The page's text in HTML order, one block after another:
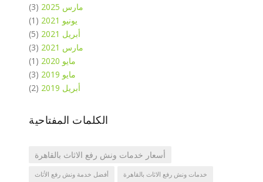
مارس 2025
(3)
يونيو 2021
(1)
أبريل 2021
(5)
مارس 2021
(3)
مايو 2020
(1)
مايو 2019
(3)
أبريل 2019
(2)
الكلمات المفتاحية
أسعار خدمات ونش رفع الاثاث بالقاهرة
أفضل خدمة ونش رفع الأثاث خدمات ونش رفع الاثاث بالقاهرة